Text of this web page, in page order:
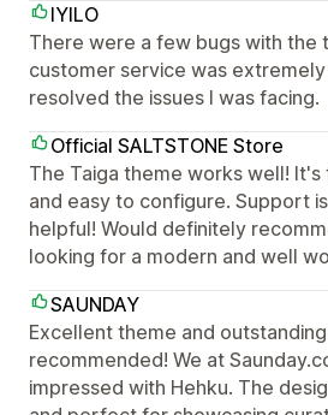
IYILO
There were a few bugs with the
customer service was
resolved the issues I was facing.
Official SALTSTONE Store
The Taiga theme works well!
and easy to configure. Support
helpful! Would definitely
looking for a modern and well
SAUNDAY
Excellent theme and
recommended! We at
impressed with Hehku. The